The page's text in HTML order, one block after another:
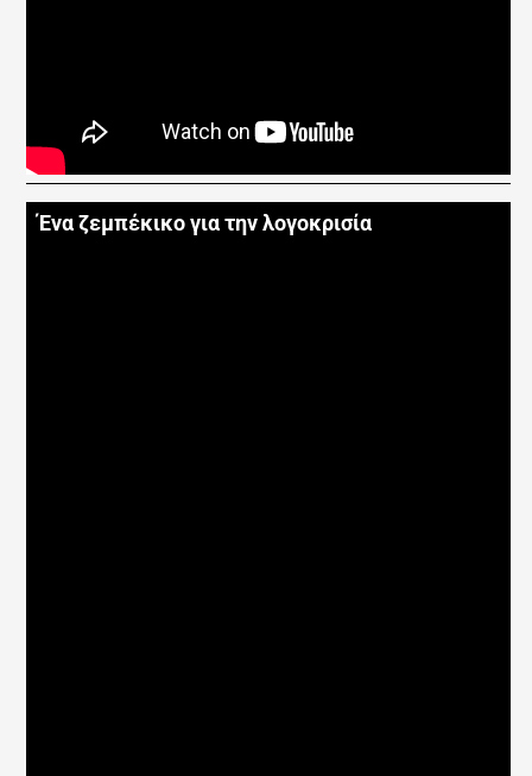
Ένα ζεμπέκικο για την λογοκρισία